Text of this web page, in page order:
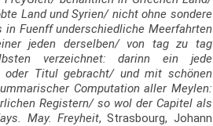
Land und Syrien/ nicht ohne sondere
Fuenff underschiedliche Meerfahrten
jeden derselben/ von tag zu tag
verzeichnet: darinn ein jede
oder Titul gebracht/ und mit schönen
Computation aller Meylen:
Registern/ so wol der Capitel als
May. Freyheit, Strasbourg, Johann